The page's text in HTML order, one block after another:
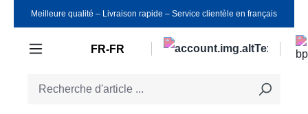
Passer au contenu principal
Meilleure qualité ‒ Livraison rapide ‒ Service clientèle en français
FR-FR